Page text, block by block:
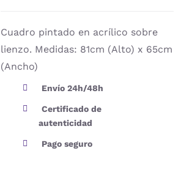
Cuadro pintado en acrílico sobre
lienzo. Medidas: 81cm (Alto) x 65cm
(Ancho)
Envío 24h/48h
Certificado de
autenticidad
Pago seguro